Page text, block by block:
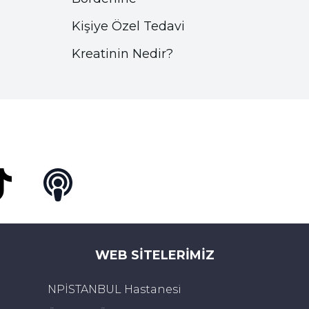
Kişiye Özel Tedavi
Kreatinin Nedir?
WEB SITELERIMIZ
NPİSTANBUL Hastanesi